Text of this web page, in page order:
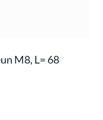
M8, L= 68